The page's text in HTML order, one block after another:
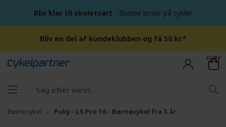
Bliv klar til skoletsart - Skarpe priser på cykler
Bliv en del af kundeklubben og få 50 kr.*
KURV
Børnecykel Puky - LS Pro 16 - Børnecykel fra 3 år